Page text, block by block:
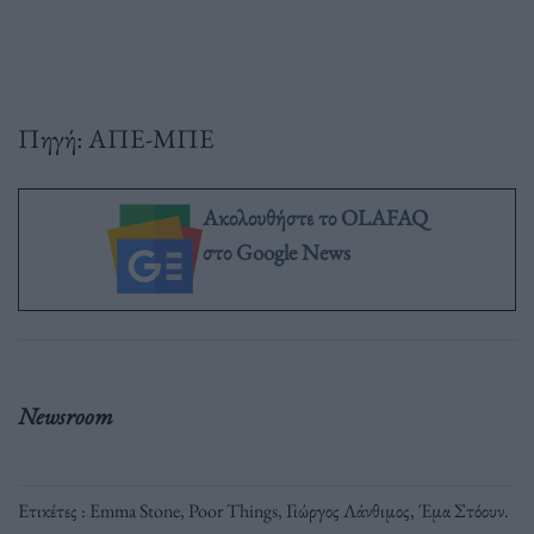
Πηγή: ΑΠΕ-ΜΠΕ
Ακολουθήστε το OLAFAQ
στο Google News
Newsroom
Ετικέτες : Emma Stone, Poor Things, Γιώργος Λάνθιμος,Έμα Στόουν.